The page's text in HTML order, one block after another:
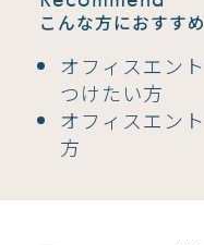
こんな方におすすめ
オフィスエン
つけたい方
オフィスエン
方